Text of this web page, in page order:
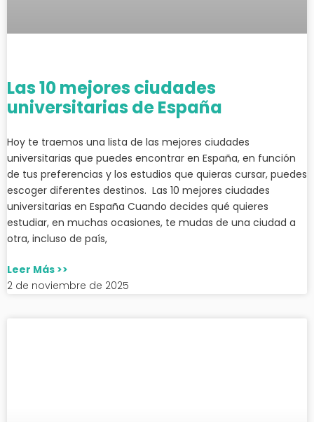
Las 10 mejores ciudades
universitarias de España
Hoy te traemos una lista de las mejores ciudades
universitarias que puedes encontrar en España, en función
de tus preferencias y los estudios que quieras cursar, puedes
escoger diferentes destinos. Las 10 mejores ciudades
universitarias en España Cuando decides qué quieres
estudiar, en muchas ocasiones, te mudas de una ciudad a
otra, incluso de país,
Leer Más >>
2 de noviembre de 2025